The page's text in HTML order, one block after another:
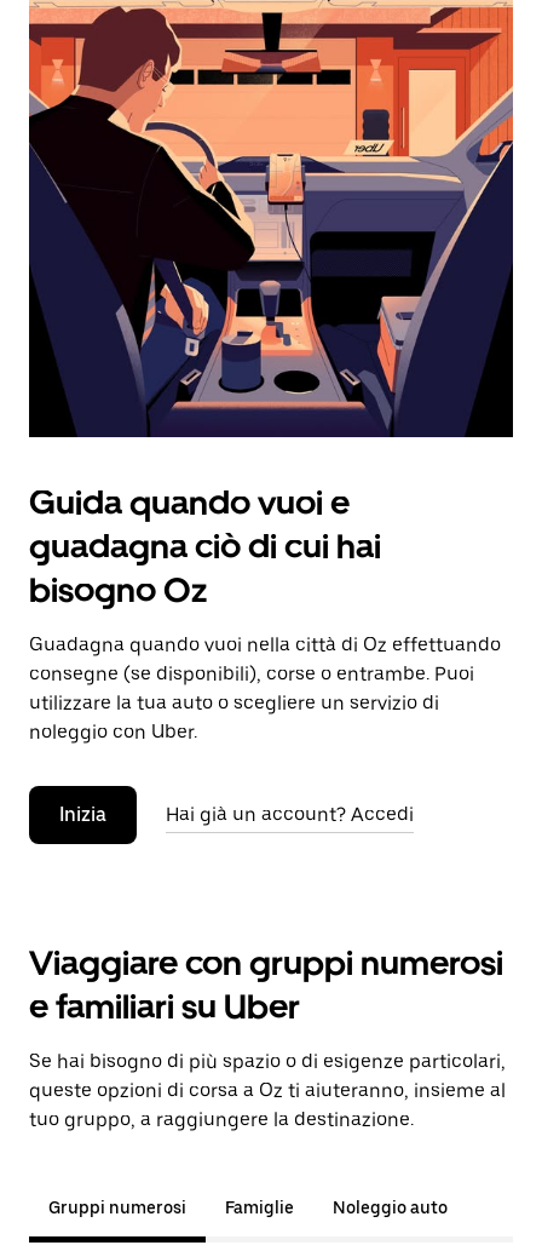
basso
per
interagire
con
il
calendario
e
selezionare
una
data.
Utilizza
pulsante
Esc
per
chiudere
calendario.
Guida quando vuoi e
guadagna ciò di cui hai
bisogno Oz
Guadagna quando vuoi nella città di Oz effettuando
consegne (se disponibili), corse o entrambe. Puoi
utilizzare la tua auto o scegliere un servizio di
noleggio con Uber.
Inizia Hai già un account? Accedi
Viaggiare con gruppi numerosi
e familiari su Uber
Se hai bisogno di più spazio o di esigenze particolari,
queste opzioni di corsa a Oz ti aiuteranno, insieme al
tuo gruppo, a raggiungere la destinazione.
Gruppi numerosi Famiglie Noleggio auto